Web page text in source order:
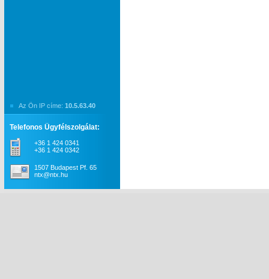
Az Ön IP címe: 10.5.63.40
Telefonos Ügyfélszolgálat:
+36 1 424 0341
+36 1 424 0342
1507 Budapest Pf. 65
ntx@ntx.hu